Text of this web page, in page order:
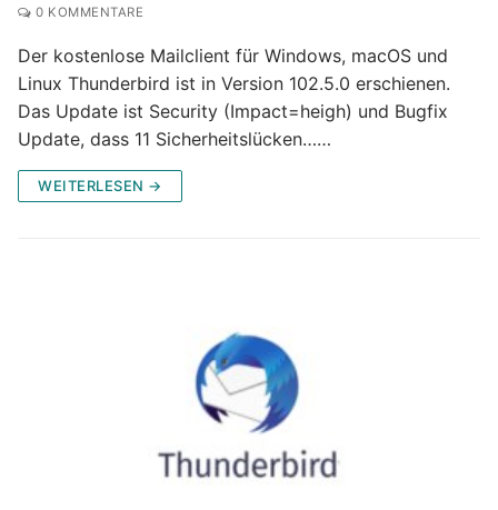
0 KOMMENTARE
Der kostenlose Mailclient für Windows, macOS und
Linux Thunderbird ist in Version 102.5.0 erschienen.
Das Update ist Security (Impact=heigh) und Bugfix
Update, dass 11 Sicherheitslücken……
WEITERLESEN →